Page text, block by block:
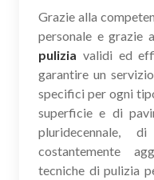
Grazie alla
personale e grazie
pulizia validi ed
garantire un
specifici per ogni
superficie e di
pluridecennale,
costantemente
tecniche di pulizia